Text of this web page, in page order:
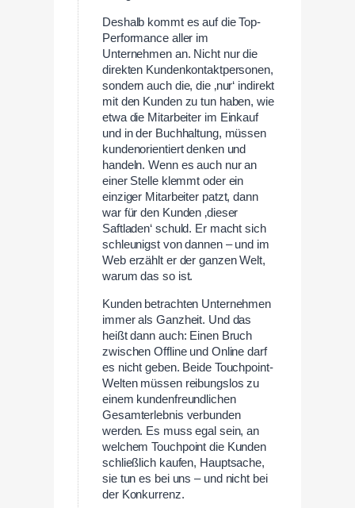
Deshalb kommt es auf die Top-
Performance aller im
Unternehmen an. Nicht nur die
direkten Kundenkontaktpersonen,
sondern auch die, die ‚nur‘ indirekt
mit den Kunden zu tun haben, wie
etwa die Mitarbeiter im Einkauf
und in der Buchhaltung, müssen
kundenorientiert denken und
handeln. Wenn es auch nur an
einer Stelle klemmt oder ein
einziger Mitarbeiter patzt, dann
war für den Kunden ‚dieser
Saftladen‘ schuld. Er macht sich
schleunigst von dannen – und im
Web erzählt er der ganzen Welt,
warum das so ist.
Kunden betrachten Unternehmen
immer als Ganzheit. Und das
heißt dann auch: Einen Bruch
zwischen Offline und Online darf
es nicht geben. Beide Touchpoint-
Welten müssen reibungslos zu
einem kundenfreundlichen
Gesamterlebnis verbunden
werden. Es muss egal sein, an
welchem Touchpoint die Kunden
schließlich kaufen, Hauptsache,
sie tun es bei uns – und nicht bei
der Konkurrenz.